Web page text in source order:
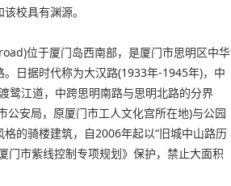
校具有渊源。
位于厦门岛西南部，是厦门市思明区中华
日据时代称为大汉路(1933年-1945年)，中
鹭江道，中跨思明南路与思明北路的分界
公安局，原厦门市工人文化宫所在地)与公园
的骑楼建筑，自2006年起以“旧城中山路历
门市紫线控制专项规划》保护，禁止大面积